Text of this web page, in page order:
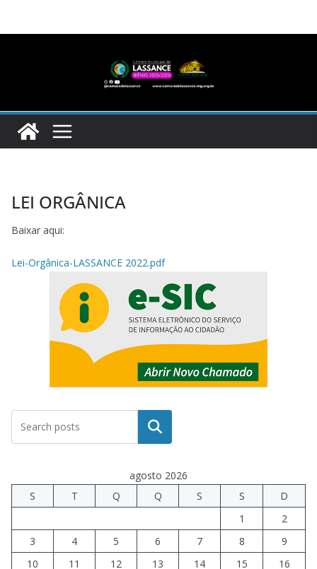
LEI ORGÂNICA
Baixar aqui:
Lei-Orgânica-LASSANCE 2022.pdf
Pesquisar
agosto 2026
S
T Q Q S S
D
1
2
3
4 5 6 7 8
9
10
11 12 13 14 15
16